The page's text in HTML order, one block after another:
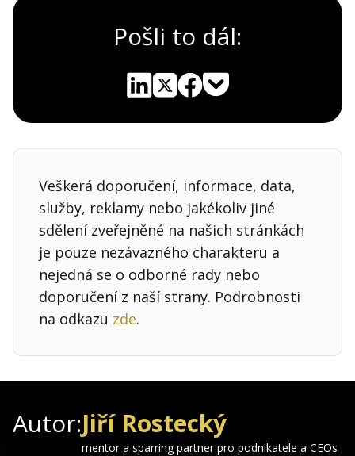
Pošli to dál:
Veškerá doporučení, informace, data,
služby, reklamy nebo jakékoliv jiné
sdělení zveřejněné na našich stránkách
je pouze nezávazného charakteru a
nejedná se o odborné rady nebo
doporučení z naší strany. Podrobnosti
na odkazu zde.
Autor:Jiří Rostecký
mentor a sparring partner pro podnikatele a CEOs